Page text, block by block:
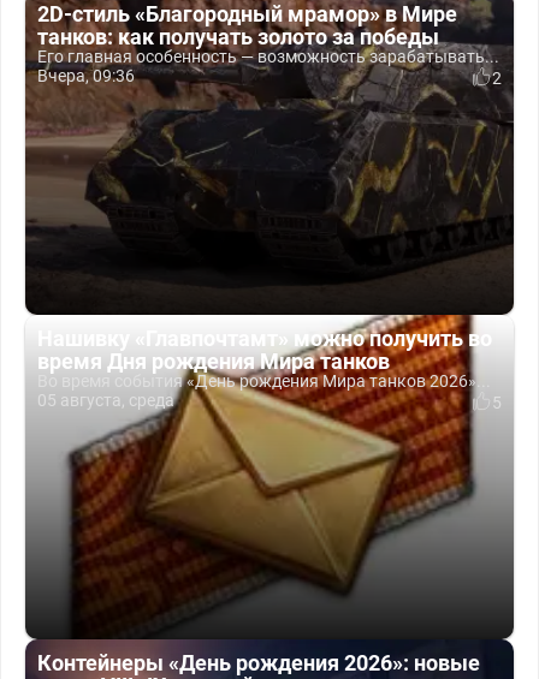
2D-стиль «Благородный мрамор» в Мире
танков: как получать золото за победы
Его главная особенность — возможность зарабатывать...
Вчера, 09:36
2
Нашивку «Главпочтамт» можно получить во
время Дня рождения Мира танков
Во время события «День рождения Мира танков 2026»...
05 августа, среда
5
Контейнеры «День рождения 2026»: новые